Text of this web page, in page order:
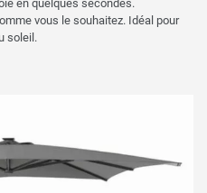
en quelques secondes.
vous le souhaitez. Idéal pour
soleil.